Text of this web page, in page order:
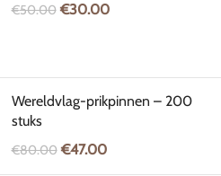
€50.00 €30.00
Wereldvlag-prikpinnen – 200
stuks
€80.00 €47.00